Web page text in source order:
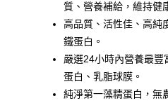
街口支付
悠遊付
Google Pay
全盈+PAY
質、營養補給，維持健
高品質、活性佳、高純
鐵蛋白。
嚴選24小時內營養最豐
蛋白、乳脂球膜。
純淨第一藻精蛋白，無